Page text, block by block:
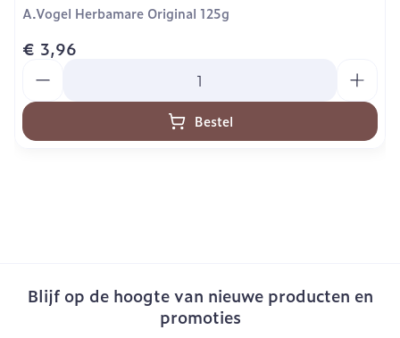
A.Vogel Herbamare Original 125g
€ 3,96
Bestel
Blijf op de hoogte van nieuwe producten en
promoties